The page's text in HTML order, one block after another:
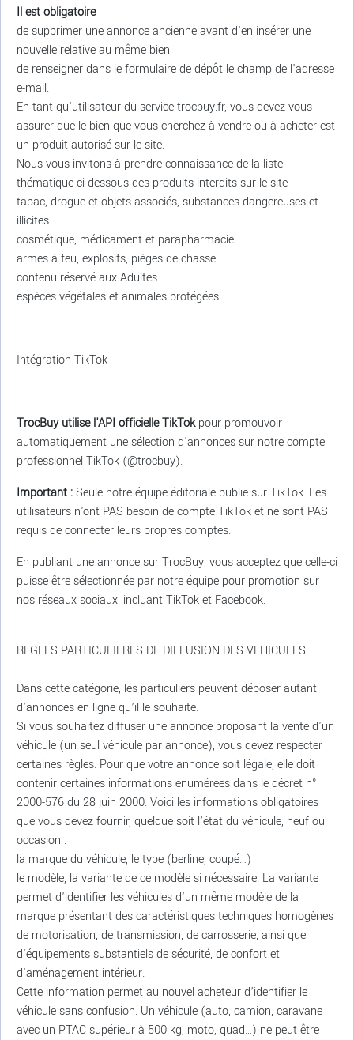
Il est obligatoire:
de supprimer une annonce ancienne avant d'en insérer une
nouvelle relative au même bien
de renseigner dans le formulaire de dépôt le champ de l'adresse
e-mail.
En tant qu'utilisateur du service trocbuy.fr, vous devez vous
assurer que le bien que vous cherchez à vendre ou à acheter est
un produit autorisé sur le site.
Nous vous invitons à prendre connaissance de la liste
thématique ci-dessous des produits interdits sur le site :
tabac, drogue et objets associés, substances dangereuses et
illicites.
cosmétique, médicament et parapharmacie.
armes à feu, explosifs, pièges de chasse.
contenu réservé aux Adultes.
espèces végétales et animales protégées.
Intégration TikTok
TrocBuy utilise l'API officielle TikTokpour promouvoir
automatiquement une sélection d'annonces sur notre compte
professionnel TikTok (@trocbuy).
Important :Seule notre équipe éditoriale publie sur TikTok. Les
utilisateurs n'ont PAS besoin de compte TikTok et ne sont PAS
requis de connecter leurs propres comptes.
En publiant une annonce sur TrocBuy, vous acceptez que celle-ci
puisse être sélectionnée par notre équipe pour promotion sur
nos réseaux sociaux, incluant TikTok et Facebook.
REGLES PARTICULIERES DE DIFFUSION DES VEHICULES
Dans cette catégorie, les particuliers peuvent déposer autant
d’annonces en ligne qu’il le souhaite.
Si vous souhaitez diffuser une annonce proposant la vente d'un
véhicule (un seul véhicule par annonce), vous devez respecter
certaines règles. Pour que votre annonce soit légale, elle doit
contenir certaines informations énumérées dans le décret n°
2000-576 du 28 juin 2000. Voici les informations obligatoires
que vous devez fournir, quelque soit l’état du véhicule, neuf ou
occasion :
la marque du véhicule, le type (berline, coupé…)
le modèle, la variante de ce modèle si nécessaire. La variante
permet d'identifier les véhicules d'un même modèle de la
marque présentant des caractéristiques techniques homogènes
de motorisation, de transmission, de carrosserie, ainsi que
d'équipements substantiels de sécurité, de confort et
d'aménagement intérieur.
Cette information permet au nouvel acheteur d’identifier le
véhicule sans confusion. Un véhicule (auto, camion, caravane
avec un PTAC supérieur à 500 kg, moto, quad…) ne peut être